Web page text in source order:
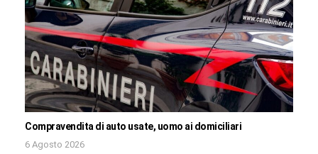
Compravendita di auto usate, uomo ai domiciliari
6 Agosto 2026